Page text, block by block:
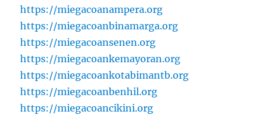
https://miegacoanampera.org
https://miegacoanbinamarga.org
https://miegacoansenen.org
https://miegacoankemayoran.org
https://miegacoankotabimantb.org
https://miegacoanbenhil.org
https://miegacoancikini.org